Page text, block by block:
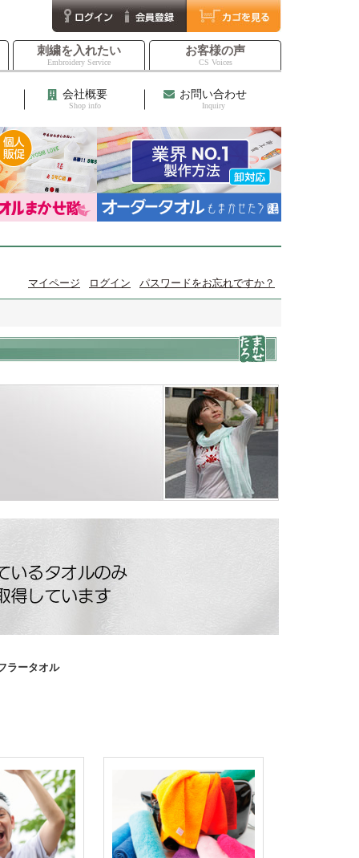
刺繍を入れたい
Embroidery Service
お客様の声
CS Voices
会社概要
Shop info
お問い合わせ
Inquiry
マイページ
ログイン パスワードをお忘れですか？
ラータオル